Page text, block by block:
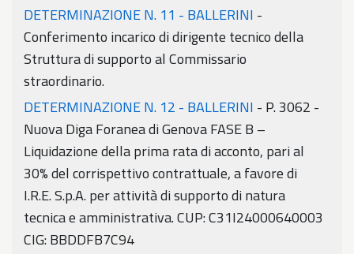
DETERMINAZIONE N. 11 - BALLERINI -
Conferimento incarico di dirigente tecnico della
Struttura di supporto al Commissario
straordinario.
DETERMINAZIONE N. 12 - BALLERINI - P. 3062 -
Nuova Diga Foranea di Genova FASE B –
Liquidazione della prima rata di acconto, pari al
30% del corrispettivo contrattuale, a favore di
I.R.E. S.p.A. per attività di supporto di natura
tecnica e amministrativa. CUP: C31I24000640003
CIG: BBDDFB7C94